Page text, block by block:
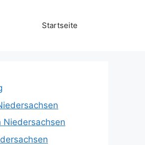
Startseite
Niedersachsen